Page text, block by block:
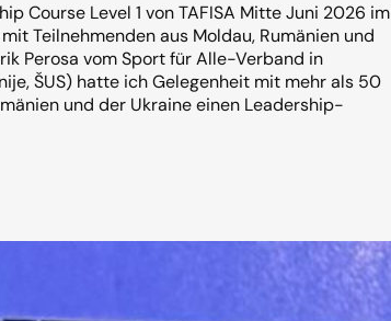
Course Level 1 von TAFISA Mitte Juni 2026 im
Teilnehmenden aus Moldau, Rumänien und
Perosa vom Sport für Alle-Verband in
ŠUS) hatte ich Gelegenheit mit mehr als 50
und der Ukraine einen Leadership-